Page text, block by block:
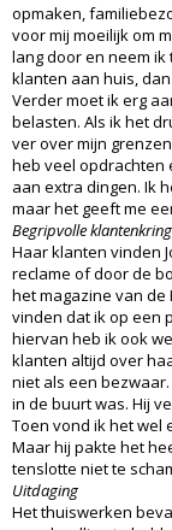
opmaken,
voor mij moeilijk om
lang door en neem ik
klanten aan huis,
Verder moet ik erg
belasten. Als ik het
ver over mijn
heb veel opdrachten
aan extra dingen. Ik
maar het geeft me
Begripvolle klantenkring
Haar klanten vinden
reclame of door de
het magazine van de
vinden dat ik op een
hiervan heb ik ook
klanten altijd over
niet als een
in de buurt was. Hij
Toen vond ik het wel
Maar hij pakte het
tenslotte niet te
Uitdaging
Het thuiswerken